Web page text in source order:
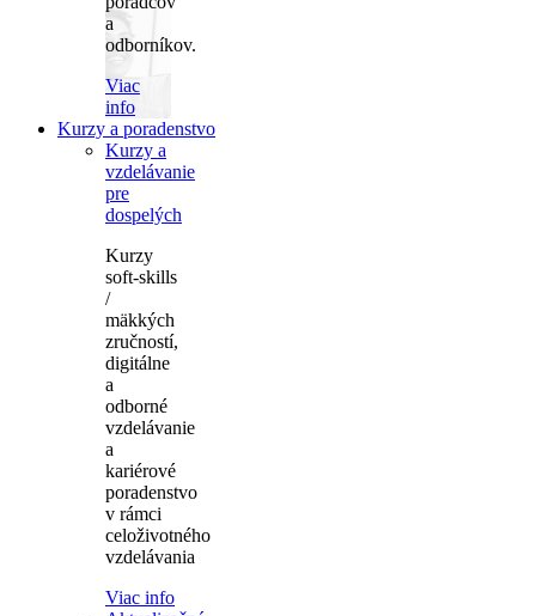
a
odborníkov.
Viac
info
Kurzy a poradenstvo
Kurzy a
vzdelávanie
pre
dospelých
Kurzy
soft-skills
/
mäkkých
zručností,
digitálne
a
odborné
vzdelávanie
a
kariérové
poradenstvo
v rámci
celoživotného
vzdelávania
Viac info